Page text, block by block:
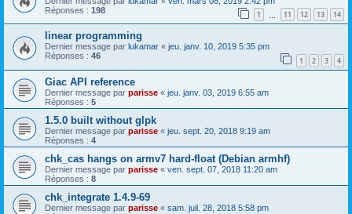
Réponses : 198 1 11 12 13 14
linear programming
Dernier message par lukamar « jeu. janv. 10, 2019 5:35 pm
Réponses : 46 1 2 3 4
Giac API reference
Dernier message par parisse « jeu. janv. 03, 2019 6:55 am
Réponses : 5
1.5.0 built without glpk
Dernier message par parisse « jeu. sept. 20, 2018 9:19 am
Réponses : 4
chk_cas hangs on armv7 hard-float (Debian armhf)
Dernier message par parisse « ven. sept. 07, 2018 11:20 am
Réponses : 8
chk_integrate 1.4.9-69
Dernier message par parisse « sam. juil. 28, 2018 5:58 pm